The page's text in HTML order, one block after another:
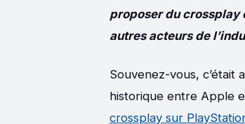
proposer du crossplay
autres acteurs de
Souvenez-vous, c’était
historique entre Apple
crossplay sur